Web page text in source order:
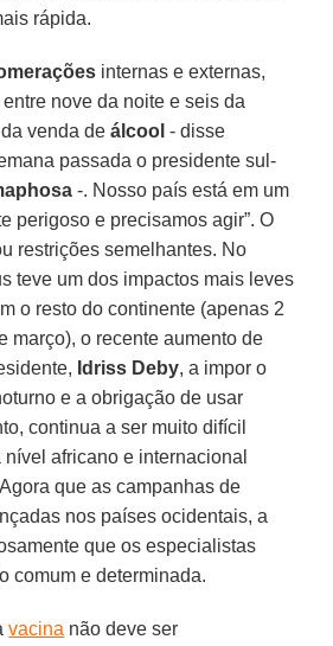
rápida.
internas e externas,
entre nove da noite e seis da
venda deálcool - disse
passada o presidente sul-
-. Nosso país está em um
perigoso e precisamos agir”. O
restrições semelhantes. No
teve um dos impactos mais leves
o resto do continente (apenas 2
março), o recente aumento de
Idriss Deby, a impor o
e a obrigação de usar
continua a ser muito difícil
africano e internacional
que as campanhas de
nos países ocidentais, a
que os especialistas
comum e determinada.
vacina não deve ser